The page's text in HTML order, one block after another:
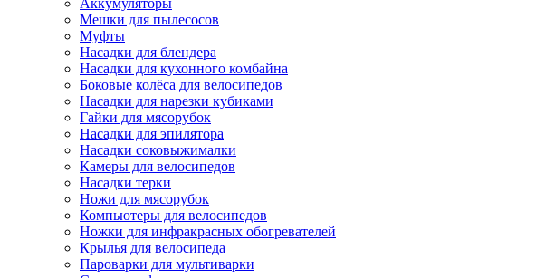
Аккумуляторы
Мешки для пылесосов
Муфты
Насадки для блендера
Насадки для кухонного комбайна
Боковые колёса для велосипедов
Насадки для нарезки кубиками
Гайки для мясорубок
Насадки для эпилятора
Насадки соковыжималки
Камеры для велосипедов
Насадки терки
Ножи для мясорубок
Компьютеры для велосипедов
Ножки для инфракрасных обогревателей
Крылья для велосипеда
Пароварки для мультиварки